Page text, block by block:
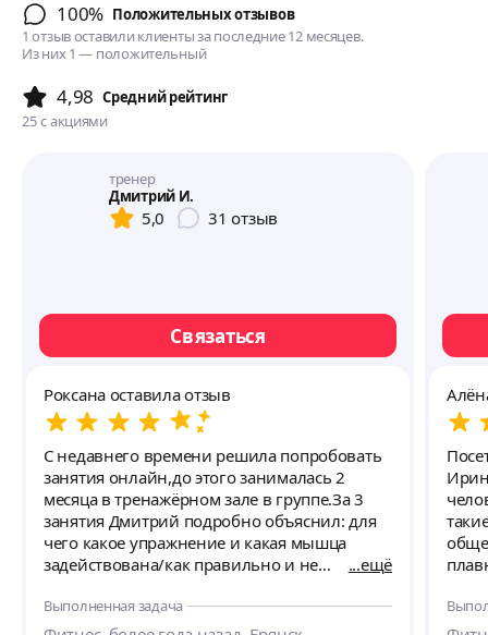
100% Положительных отзывов
1 отзыв оставили клиенты за последние 12 месяцев.
Из них 1 — положительный
4,98 Cредний рейтинг
25 с акциями
тренер
Дмитрий И.
5,0 31 отзыв
Связаться
Роксана оставила отзыв
С недавнего времени решила попробовать
занятия онлайн,до этого занималась 2
месяца в тренажёрном зале в группе.За 3
занятия Дмитрий подробно объяснил: для
чего какое упражнение и какая мышца
задействована/как правильно и не
последствия. Я в шоке от того, что за 3
занятия я получила информации больше,
ещё
Выполненная задача